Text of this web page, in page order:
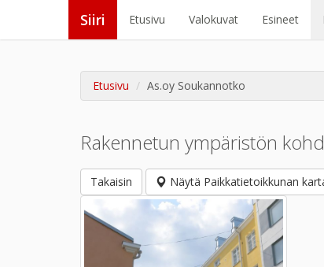
Siiri Etusivu Valokuvat Esineet
Etusivu As.oy Soukannotko
Rakennetun ympäristön
Takaisin Näytä Paikkatietoikkunan